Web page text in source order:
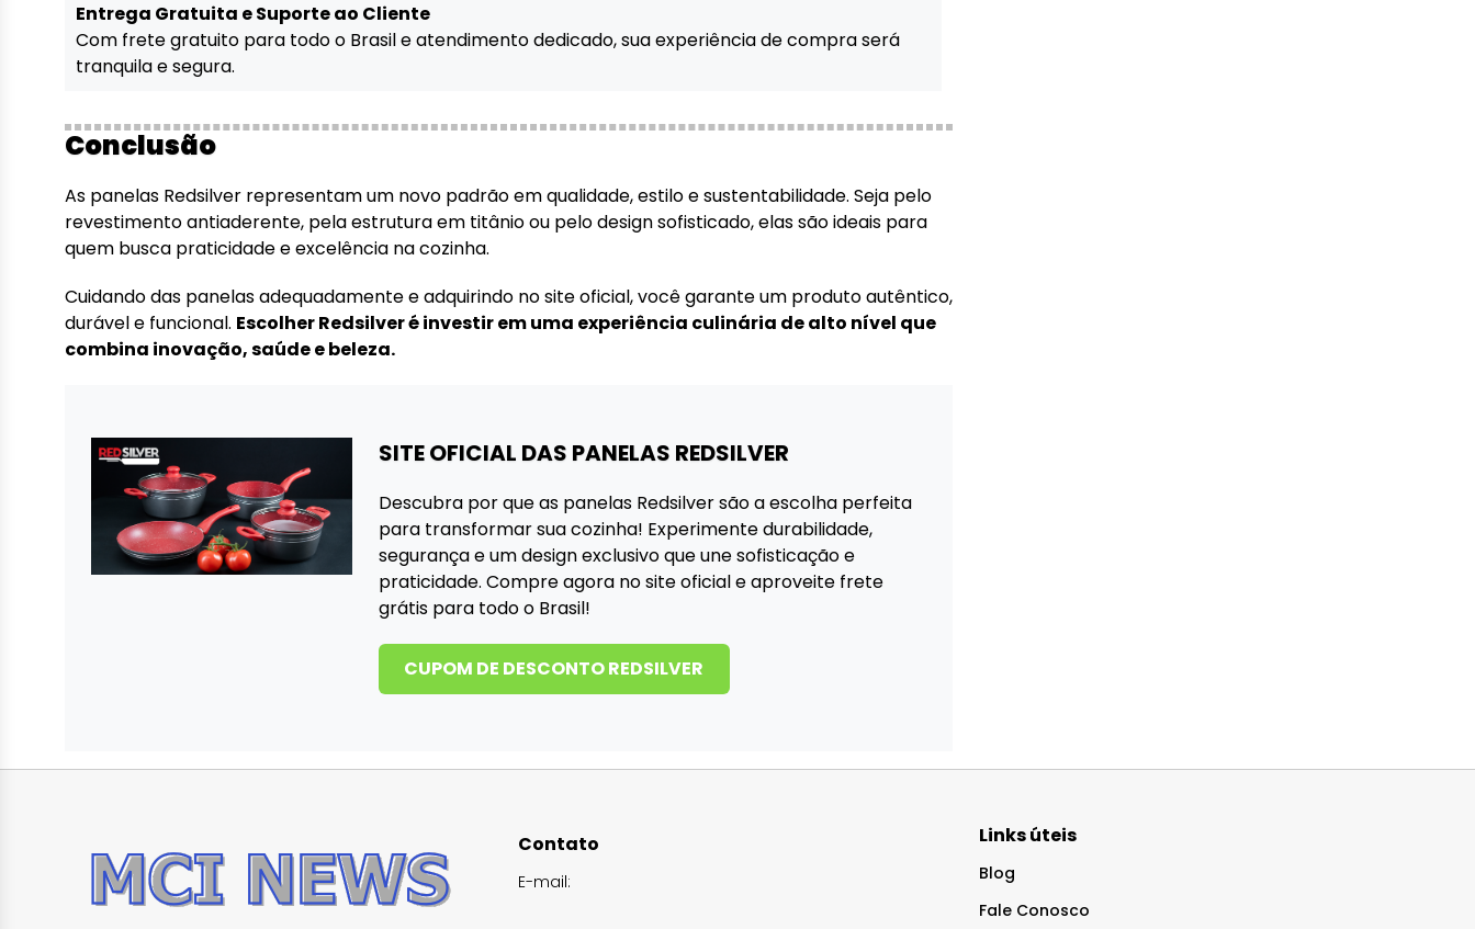
Entrega Gratuita e Suporte ao Cliente
Com frete gratuito para todo o Brasil e atendimento dedicado, sua experiência de compra será
tranquila e segura.
Conclusão
As panelas Redsilver representam um novo padrão em qualidade, estilo e sustentabilidade. Seja pelo
revestimento antiaderente, pela estrutura em titânio ou pelo design sofisticado, elas são ideais para
quem busca praticidade e excelência na cozinha.
Cuidando das panelas adequadamente e adquirindo no site oficial, você garante um produto autêntico,
durável e funcional. Escolher Redsilver é investir em uma experiência culinária de alto nível que
combina inovação, saúde e beleza.
SITE OFICIAL DAS PANELAS REDSILVER
Descubra por que as panelas Redsilver são a escolha perfeita
para transformar sua cozinha! Experimente durabilidade,
segurança e um design exclusivo que une sofisticação e
praticidade. Compre agora no site oficial e aproveite frete
grátis para todo o Brasil!
CUPOM DE DESCONTO REDSILVER
Contato
E-mail:
Links úteis
Blog
Fale Conosco